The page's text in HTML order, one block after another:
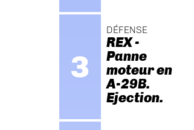
DÉFENSE
REX -
Panne
moteur en
A-29B.
Ejection.